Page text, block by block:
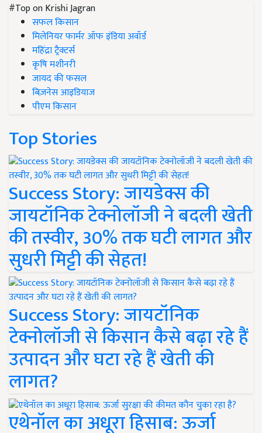
#Top on Krishi Jagran
सफल किसान
मिलेनियर फार्मर ऑफ इंडिया अवॉर्ड
महिंद्रा ट्रैक्टर्स
कृषि मशीनरी
जायद की फसल
बिज़नेस आइडियाज
पीएम किसान
Top Stories
Success Story: जायडेक्स की
जायटॉनिक टेक्नोलॉजी ने बदली खेती
की तस्वीर, 30% तक घटी लागत और
सुधरी मिट्टी की सेहत!
Success Story: जायटॉनिक
टेक्नोलॉजी से किसान कैसे बढ़ा रहे हैं
उत्पादन और घटा रहे हैं खेती की
लागत?
एथेनॉल का अधूरा हिसाब: ऊर्जा